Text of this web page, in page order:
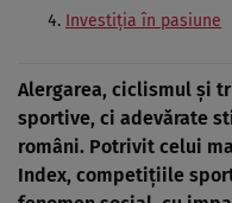
Investiția în pasiune
Alergarea, ciclismul și
sportive, ci adevărate
români. Potrivit celui
Index, competițiile